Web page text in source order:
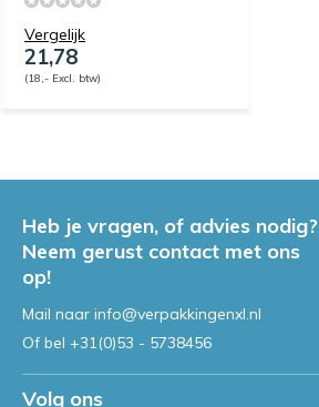
Vergelijk
21,78
(18,- Excl. btw)
Heb je vragen, of advies nodig?
Neem gerust contact met ons
op!
Mail naar info@verpakkingenxl.nl
Of bel +31(0)53 - 5738456
Volg ons